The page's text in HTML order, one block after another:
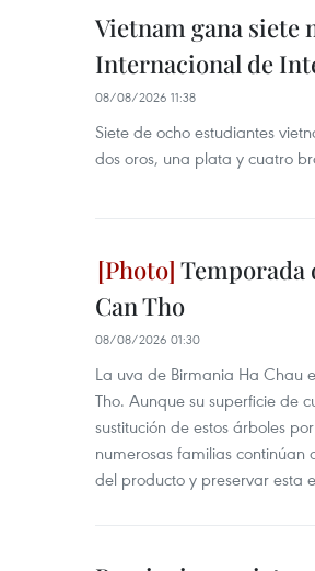
Vietnam gana siete
Internacional de
08/08/2026 11:38
Siete de ocho estudiantes
dos oros, una plata y cuatro
Temporada
Can Tho
08/08/2026 01:30
La uva de Birmania Ha Chau
Tho. Aunque su superficie de
sustitución de estos árboles
numerosas familias
del producto y preservar esta